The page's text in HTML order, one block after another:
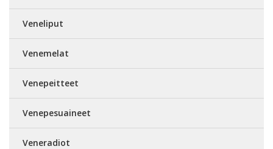
Veneliput
Venemelat
Venepeitteet
Venepesuaineet
Veneradiot